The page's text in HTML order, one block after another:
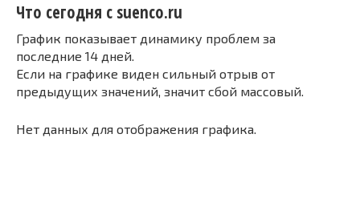
Что сегодня с suenco.ru
График показывает динамику проблем за
последние 14 дней.
Если на графике виден сильный отрыв от
предыдущих значений, значит сбой массовый.
Нет данных для отображения графика.